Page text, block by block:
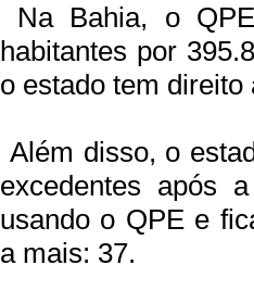
Na Bahia, o
habitantes por
o estado tem
Além disso, o
excedentes após
usando o QPE e
a mais: 37.